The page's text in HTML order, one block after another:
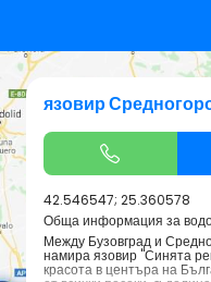
язовир
42.546547; 25.360578
Обща информация за
Между Бузовград и
намира язовир "Синята
красота в центъра на